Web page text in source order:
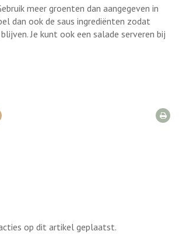
meer groenten dan aangegeven in
dan ook de saus ingrediënten zodat
Je kunt ook een salade serveren bij
op dit artikel geplaatst.